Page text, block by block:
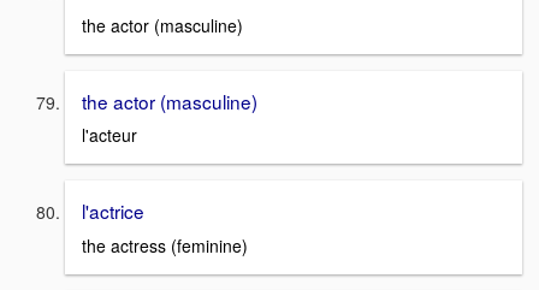
the actor (masculine)
the actor (masculine)
l'acteur
l'actrice
the actress (feminine)